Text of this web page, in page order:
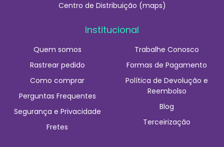
Centro de Distribuição (maps)
Institucional
Quem somos
Rastrear pedido
Como comprar
Perguntas Frequentes
Segurança e Privacidade
Fretes
Trabalhe Conosco
Formas de Pagamento
Política de Devolução e
Reembolso
Blog
Terceirização